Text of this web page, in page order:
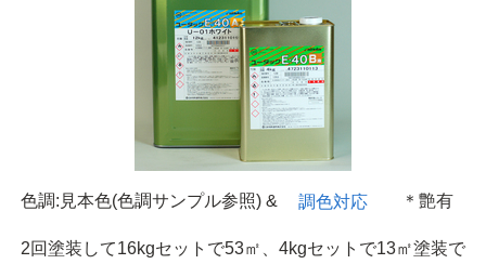
色調:見本色(色調サンプル参照) & 調色対応 ＊艶有
2回塗装して16kgセットで53㎡、4kgセットで13㎡塗装で